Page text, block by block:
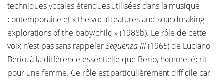
techniques vocales étendues utilisées dans la musique
contemporaine et « the vocal features and soundmaking
explorations of the baby/child » (1988b). Le rôle de cette
voix n’est pas sans rappelerSequenza III(1965) de Luciano
Berio, à la différence essentielle que Berio, homme, écrit
pour une femme. Ce rôle est particulièrement difficile car